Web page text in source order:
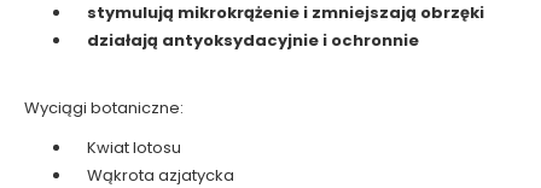
stymulują mikrokrążenie i zmniejszają obrzęki
działają antyoksydacyjnie i ochronnie
Wyciągi botaniczne:
Kwiat lotosu
Wąkrota azjatycka